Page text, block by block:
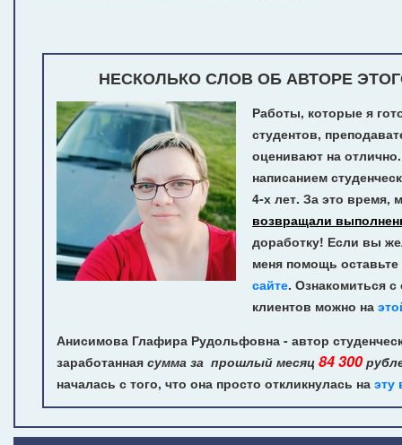
НЕСКОЛЬКО СЛОВ ОБ АВТОРЕ
Работы, которые я
студентов,
оценивают на
написанием
4-х лет. За это время,
возвращали
доработку! Если вы
меня помощь оставьте
сайте. Ознакомиться
клиентов можно на
Анисимова Глафира Рудольфовна - автор
заработанная сумма за прошлый месяц 84 300
началась с того, что она просто откликнулась на эту